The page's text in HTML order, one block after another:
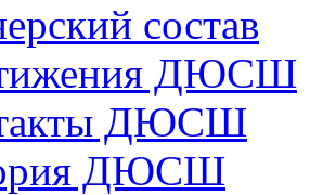
состав
ДЮСШ
ДЮСШ
ДЮСШ